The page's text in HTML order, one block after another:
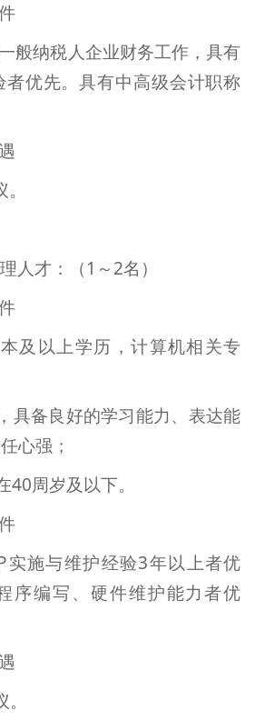
般纳税人企业财务工作，具有
优先。具有中高级会计职称
人才：（1 ～2名）
及以上学历，计算机相关专
备良好的学习能力、表达能
心强；
40周岁及以下。
实施与维护经验3年以上者优
序编写、硬件维护能力者优